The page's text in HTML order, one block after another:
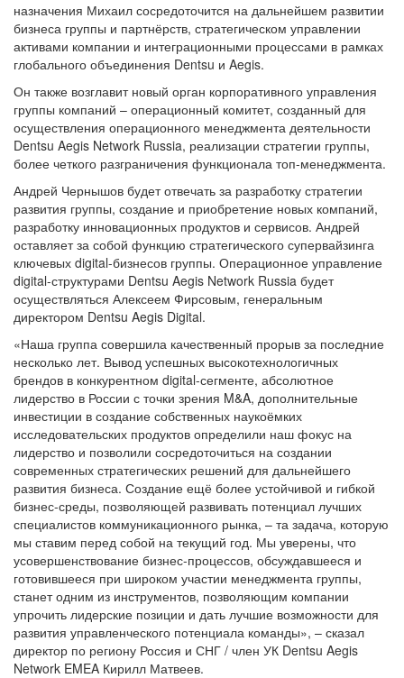
назначения Михаил сосредоточится на дальнейшем развитии
бизнеса группы и партнёрств, стратегическом управлении
активами компании и интеграционными процессами в рамках
глобального объединения Dentsu и Aegis.
Он также возглавит новый орган корпоративного управления
группы компаний – операционный комитет, созданный для
осуществления операционного менеджмента деятельности
Dentsu Aegis Network Russia, реализации стратегии группы,
более четкого разграничения функционала топ-менеджмента.
Андрей Чернышов будет отвечать за разработку стратегии
развития группы, создание и приобретение новых компаний,
разработку инновационных продуктов и сервисов. Андрей
оставляет за собой функцию стратегического супервайзинга
ключевых digital-бизнесов группы. Операционное управление
digital-структурами Dentsu Aegis Network Russia будет
осуществляться Алексеем Фирсовым, генеральным
директором Dentsu Aegis Digital.
«Наша группа совершила качественный прорыв за последние
несколько лет. Вывод успешных высокотехнологичных
брендов в конкурентном digital-сегменте, абсолютное
лидерство в России с точки зрения M&A, дополнительные
инвестиции в создание собственных наукоёмких
исследовательских продуктов определили наш фокус на
лидерство и позволили сосредоточиться на создании
современных стратегических решений для дальнейшего
развития бизнеса. Создание ещё более устойчивой и гибкой
бизнес-среды, позволяющей развивать потенциал лучших
специалистов коммуникационного рынка, – та задача, которую
мы ставим перед собой на текущий год. Мы уверены, что
усовершенствование бизнес-процессов, обсуждавшееся и
готовившееся при широком участии менеджмента группы,
станет одним из инструментов, позволяющим компании
упрочить лидерские позиции и дать лучшие возможности для
развития управленческого потенциала команды», – сказал
директор по региону Россия и СНГ / член УК Dentsu Aegis
Network EMEA Кирилл Матвеев.